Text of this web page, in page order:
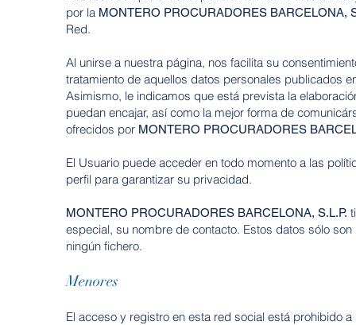
por la MONTERO PROCURADORES BARCELONA,
Red.
Al unirse a nuestra página, nos facilita su
tratamiento de aquellos datos personales publicados
Asimismo, le indicamos que está prevista la
puedan encajar, así como la mejor forma de
ofrecidos por MONTERO PROCURADORES
El Usuario puede acceder en todo momento a las
perfil para garantizar su privacidad.
MONTERO PROCURADORES BARCELONA, S.L.P.
especial, su nombre de contacto. Estos datos sólo son
ningún fichero.
Menores
El acceso y registro en esta red social está prohibido